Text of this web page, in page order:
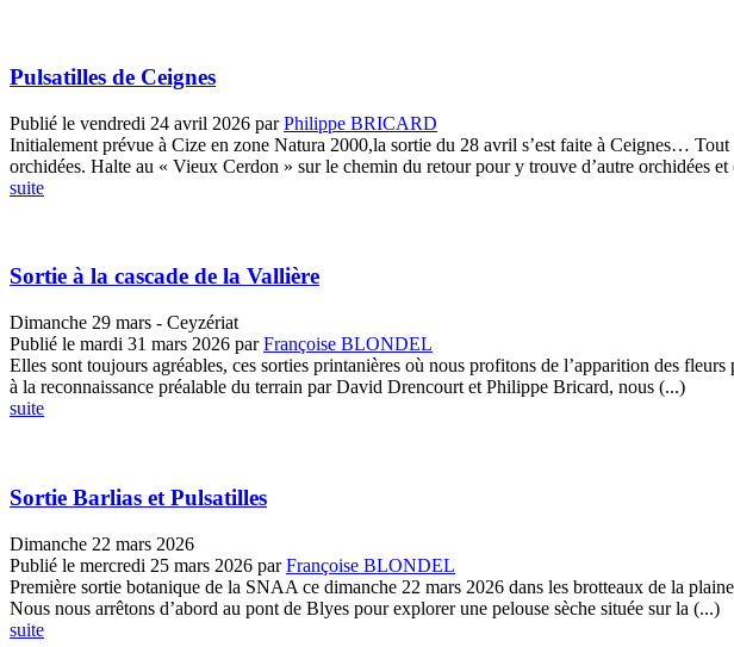
Pulsatilles de Ceignes
Publié le vendredi 24 avril 2026 parPhilippe BRICARD
Initialement prévue à Cize en zone Natura 2000,la sortie du 28 avril s’est faite à Ceignes…
orchidées. Halte au « Vieux Cerdon » sur le chemin du retour pour y trouve d’autre orchidées et
suite
Sortie à la cascade de la Vallière
Dimanche 29 mars - Ceyzériat
Publié le mardi 31 mars 2026 parFrançoise BLONDEL
Elles sont toujours agréables, ces sorties printanières où nous profitons de l’apparition des
à la reconnaissance préalable du terrain par David Drencourt et Philippe Bricard, nous (...)
suite
Sortie Barlias et Pulsatilles
Dimanche 22 mars 2026
Publié le mercredi 25 mars 2026 parFrançoise BLONDEL
Première sortie botanique de la SNAA ce dimanche 22 mars 2026 dans les brotteaux de la
Nous nous arrêtons d’abord au pont de Blyes pour explorer une pelouse sèche située sur la (...)
suite